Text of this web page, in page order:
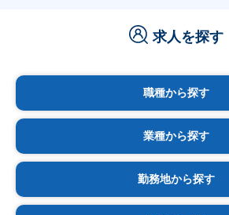
求人を探す
職種から探す
業種から探す
勤務地から探す